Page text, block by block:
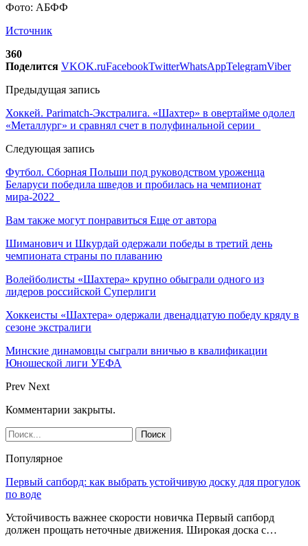
Фото: АБФФ
Источник
360
Поделится VKOK.ruFacebookTwitterWhatsAppTelegramViber
Предыдущая запись
Хоккей. Parimatch-Экстралига. «Шахтер» в овертайме одолел
«Металлург» и сравнял счет в полуфинальной серии
Следующая запись
Футбол. Сборная Польши под руководством уроженца
Беларуси победила шведов и пробилась на чемпионат
мира-2022
Вам также могут понравиться Еще от автора
Шиманович и Шкурдай одержали победы в третий день
чемпионата страны по плаванию
Волейболисты «Шахтера» крупно обыграли одного из
лидеров российской Суперлиги
Хоккеисты «Шахтера» одержали двенадцатую победу кряду в
сезоне экстралиги
Минские динамовцы сыграли вничью в квалификации
Юношеской лиги УЕФА
Prev Next
Комментарии закрыты.
Популярное
Первый сапборд: как выбрать устойчивую доску для прогулок
по воде
Устойчивость важнее скорости новичка Первый сапборд
должен прощать неточные движения. Широкая доска с…